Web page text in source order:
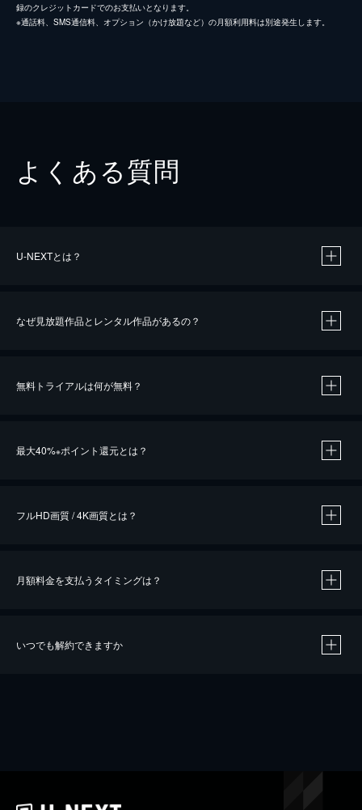
録のクレジットカードでのお支払いとなります。
※通話料、SMS通信料、オプション（かけ放題など）の月額利用料は別途発生します。
よくある質問
U-NEXTとは？
なぜ見放題作品とレンタル作品があるの？
無料トライアルは何が無料？
最大40%※ポイント還元とは？
※40％ポイント還元の対象は、クレジットカード決済による作品の購入 / レンタルです。
iOSアプリのUコイン決済による作品の購入 / レンタルは、20％のポイント還元です。
フルHD画質 / 4K画質とは？
月額料金を支払うタイミングは？
いつでも解約できますか